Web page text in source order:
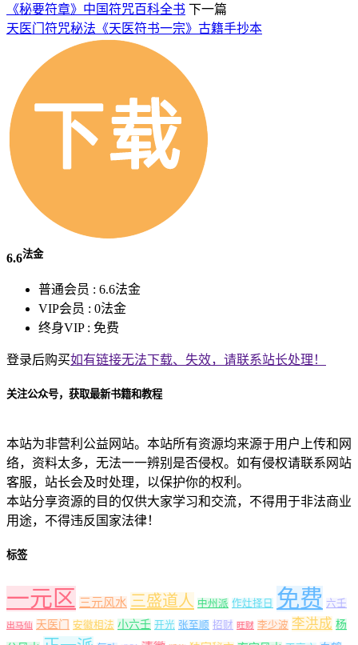
《秘要符章》中国符咒百科全书 下一篇
天医门符咒秘法《天医符书一宗》古籍手抄本
6.6法金
普通会员 : 6.6法金
VIP会员 : 0法金
终身VIP : 免费
登录后购买如有链接无法下载、失效，请联系站长处理！
关注公众号，获取最新书籍和教程
本站为非营利公益网站。本站所有资源均来源于用户上传和网
络，资料太多，无法一一辨别是否侵权。如有侵权请联系网站
客服，站长会及时处理，以保护你的权利。
本站分享资源的目的仅供大家学习和交流，不得用于非法商业
用途，不得违反国家法律！
标签
一元区 三元风水 三盛道人 中州派 作灶择日 免费 六壬
出马仙 天医门 安徽相法 小六壬 开光 张至顺 招财 旺财 李少波 李洪成 杨